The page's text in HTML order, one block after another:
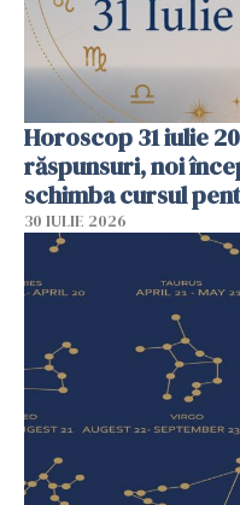
Horoscop 31 iulie
răspunsuri, noi
schimba cursul
30 IULIE 2026